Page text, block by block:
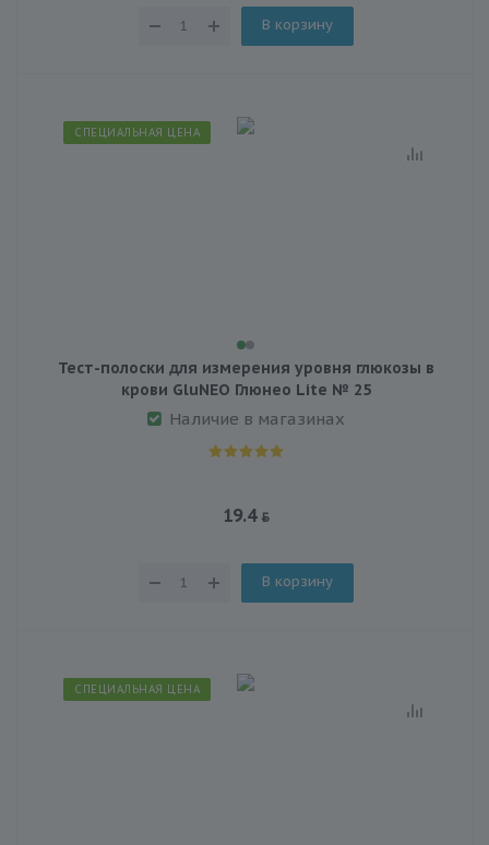
В корзину
СПЕЦИАЛЬНАЯ ЦЕНА
Тест-полоски для измерения уровня глюкозы в
крови GluNEO Глюнео Lite № 25
Наличие в магазинах
19.4
В корзину
СПЕЦИАЛЬНАЯ ЦЕНА